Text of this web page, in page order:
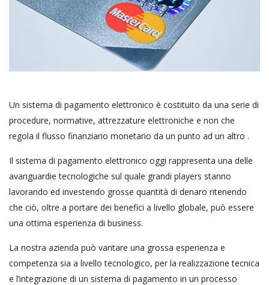
Un sistema di pagamento elettronico è costituito da una serie di
procedure, normative, attrezzature elettroniche e non che
regola il flusso finanziario monetario da un punto ad un altro .
Il sistema di pagamento elettronico oggi rappresenta una delle
avanguardie tecnologiche sul quale grandi players stanno
lavorando ed investendo grosse quantità di denaro ritenendo
che ciò, oltre a portare dei benefici a livello globale, può essere
una ottima esperienza di business.
La nostra azienda può vantare una grossa esperienza e
competenza sia a livello tecnologico, per la realizzazione tecnica
e l’integrazione di un sistema di pagamento in un processo